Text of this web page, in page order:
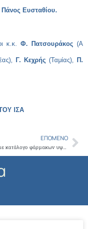
Ευσταθίου.
κ.κ. Φ. Πατσουράκος (Α
Γ. Κεχρής (Ταμίας), Π.
ΙΣΑ
ΕΠΌΜΕΝΟ
Σχετικά με κατάλογο φάρμακων υψηλού κόστους σοβαρών παθήσεων της παρ. 2 του άρθρου 12 του Ν. 3816/2010 που προεγκρίνονται μέσω του Συστήματος Ηλεκτρονικής Προέγκρισης